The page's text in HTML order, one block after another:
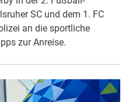
SC und dem 1. FC
an die sportliche
zur Anreise.